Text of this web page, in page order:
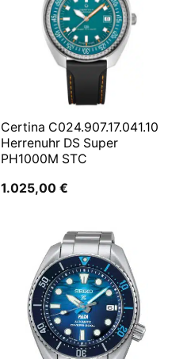
Certina C024.907.17.041.10
Herrenuhr DS Super
PH1000M STC
1.025,00€